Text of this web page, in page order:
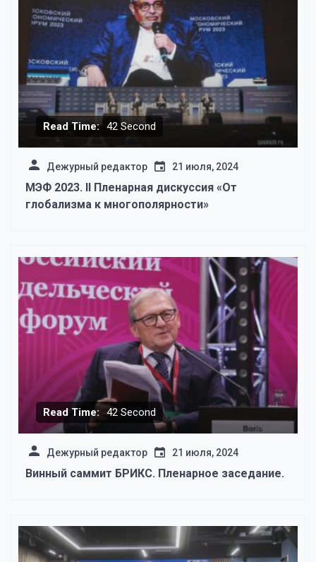
Read Time: 42 Second
Дежурный редактор 21 июля, 2024
МЭФ 2023. II Пленарная дискуссия «От
глобализма к многополярности»
Read Time: 42 Second
Дежурный редактор 21 июля, 2024
Винный саммит БРИКС. Пленарное заседание.